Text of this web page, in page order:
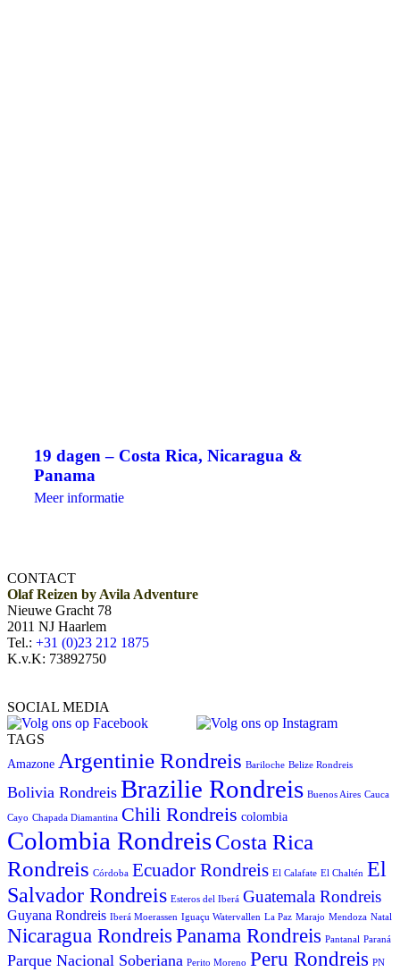
19 dagen – Costa Rica, Nicaragua &
Panama
Meer informatie
CONTACT
Olaf Reizen by Avila Adventure
Nieuwe Gracht 78
2011 NJ Haarlem
Tel.: +31 (0)23 212 1875
K.v.K: 73892750
SOCIAL MEDIA
TAGS
Amazone Argentinie Rondreis Bariloche Belize Rondreis
Bolivia Rondreis Brazilie Rondreis Buenos Aires Cauca
Cayo Chapada Diamantina Chili Rondreis colombia
Colombia RondreisCosta Rica
Rondreis Córdoba Ecuador Rondreis El Calafate El Chaltén El
Salvador Rondreis Esteros del Iberá Guatemala Rondreis
Guyana Rondreis Iberá Moerassen Iguaçu Watervallen La Paz Marajo Mendoza Natal
Nicaragua Rondreis Panama Rondreis Pantanal Paraná
Parque Nacional Soberiana Perito Moreno Peru Rondreis PN